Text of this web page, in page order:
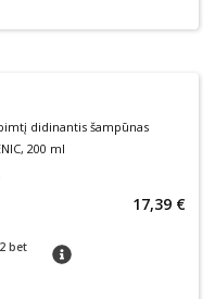
didinantis šampūnas
200 ml
4.86
klubo narių nuolaida
bet
patarimas
17,39 €